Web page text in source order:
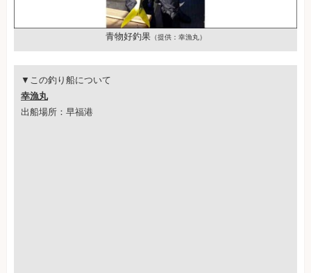
青物好釣果（提供：幸漁丸）
▼この釣り船について
幸漁丸
出船場所：早福港